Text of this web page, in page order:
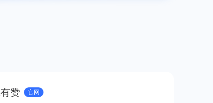
赞 官网